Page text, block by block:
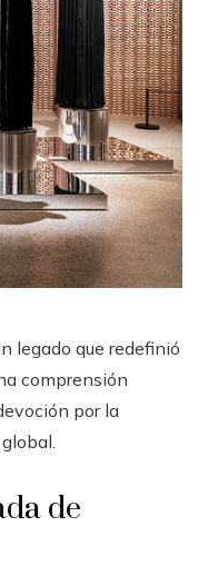
legado que redefinió
comprensión
por la
de